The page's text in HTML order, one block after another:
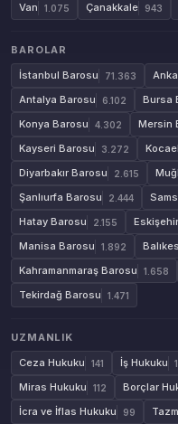
Van 1.075 Çanakkale 943
BAROLAR
İstanbul Barosu
71.363
Antalya Barosu 6.102 Bursa
Konya Barosu 4.302 Mersin
Kayseri Barosu 3.272
Diyarbakır Barosu 2.615
Şanlıurfa Barosu 2.444
Hatay Barosu 2.155
Manisa Barosu 1.892
Kahramanmaraş Barosu 1.658
Tekirdağ Barosu 1.471
UZMANLIK
Ceza Hukuku
141 İş Hukuku
Miras Hukuku 112 Borçlar
İcra ve İflas Hukuku 99